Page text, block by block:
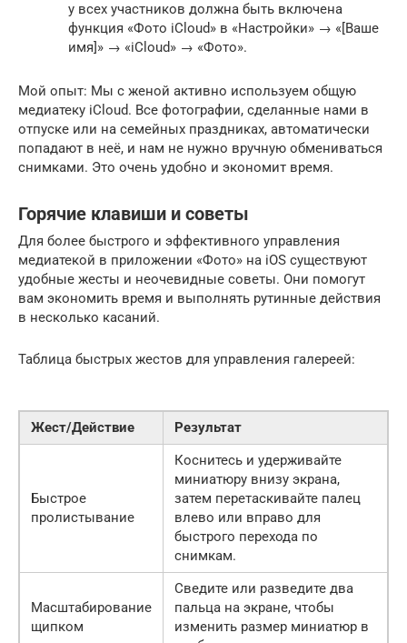
у всех участников должна быть включена
функция «Фото iCloud» в «Настройки» → «[Ваше
имя]» → «iCloud» → «Фото».
Мой опыт: Мы с женой активно используем общую
медиатеку iCloud. Все фотографии, сделанные нами в
отпуске или на семейных праздниках, автоматически
попадают в неё, и нам не нужно вручную обмениваться
снимками. Это очень удобно и экономит время.
Горячие клавиши и советы
Для более быстрого и эффективного управления
медиатекой в приложении «Фото» на iOS существуют
удобные жесты и неочевидные советы. Они помогут
вам экономить время и выполнять рутинные действия
в несколько касаний.
Таблица быстрых жестов для управления галереей:
Жест/Действие Результат
Быстрое
пролистывание
Коснитесь и удерживайте
миниатюру внизу экрана,
затем перетаскивайте палец
влево или вправо для
быстрого перехода по
снимкам.
Масштабирование
щипком
Сведите или разведите два
пальца на экране, чтобы
изменить размер миниатюр в